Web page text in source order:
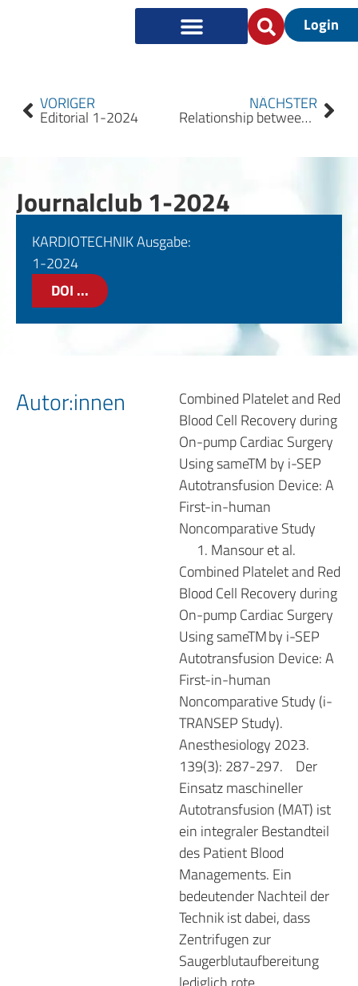
Login
VORIGER
Editorial 1-2024
NÄCHSTER
Relationship between Low Oxygen Delivery during Extracorporeal Circulation and Postoperative Acute Kidney Injury after Minimally Invasive Cardiac Surgery
Journalclub 1-2024
KARDIOTECHNIK Ausgabe:
1-2024
DOI ...
Autor:innen
Combined Platelet and Red
Blood Cell Recovery during
On-pump Cardiac Surgery
Using sameTM by i-SEP
Autotransfusion Device: A
First-in-human
Noncomparative Study
Mansour et al.
Combined Platelet and Red
Blood Cell Recovery during
On-pump Cardiac Surgery
Using sameTMby i-SEP
Autotransfusion Device: A
First-in-human
Noncomparative Study (i-
TRANSEP Study).
Anesthesiology 2023.
139(3): 287-297.
Der
Einsatz maschineller
Autotransfusion (MAT) ist
ein integraler Bestandteil
des Patient Blood
Managements. Ein
bedeutender Nachteil der
Technik ist dabei, dass
Zentrifugen zur
Saugerblutaufbereitung